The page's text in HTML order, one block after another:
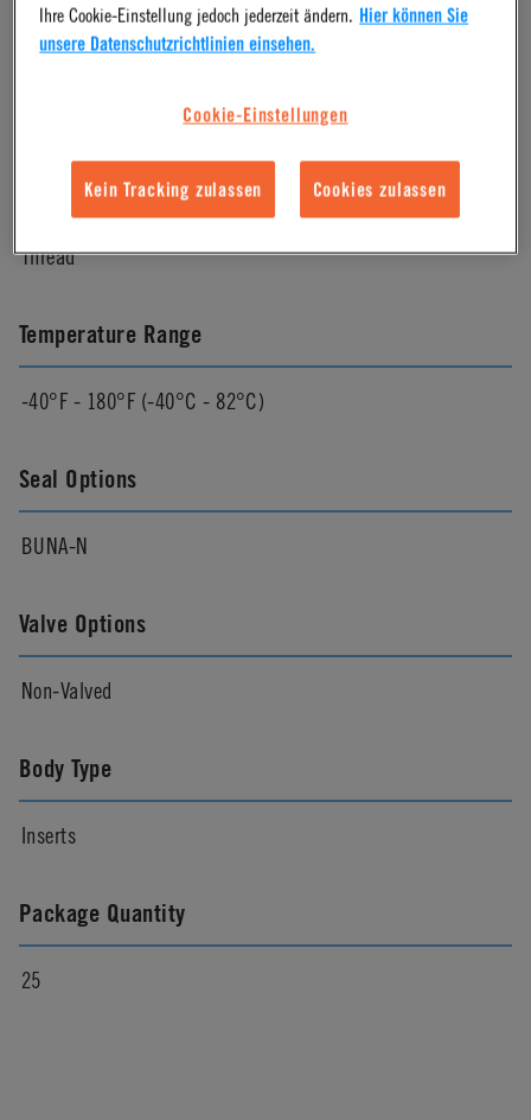
Color
Mounting Option
Thread
Temperature Range
-40°F - 180°F (-40°C - 82°C)
Seal Options
BUNA-N
Valve Options
Non-Valved
Body Type
Inserts
Package Quantity
25
Ihre Cookie-Einstellung jedoch jederzeit ändern. Hier können Sie
unsere Datenschutzrichtlinien einsehen.
Cookie-Einstellungen
Kein Tracking zulassen Cookies zulassen